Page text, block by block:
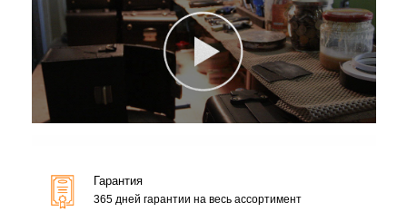
Гарантия
365 дней гарантии на весь ассортимент